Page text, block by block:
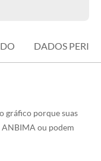
DADOS
gráfico porque suas
ou podem